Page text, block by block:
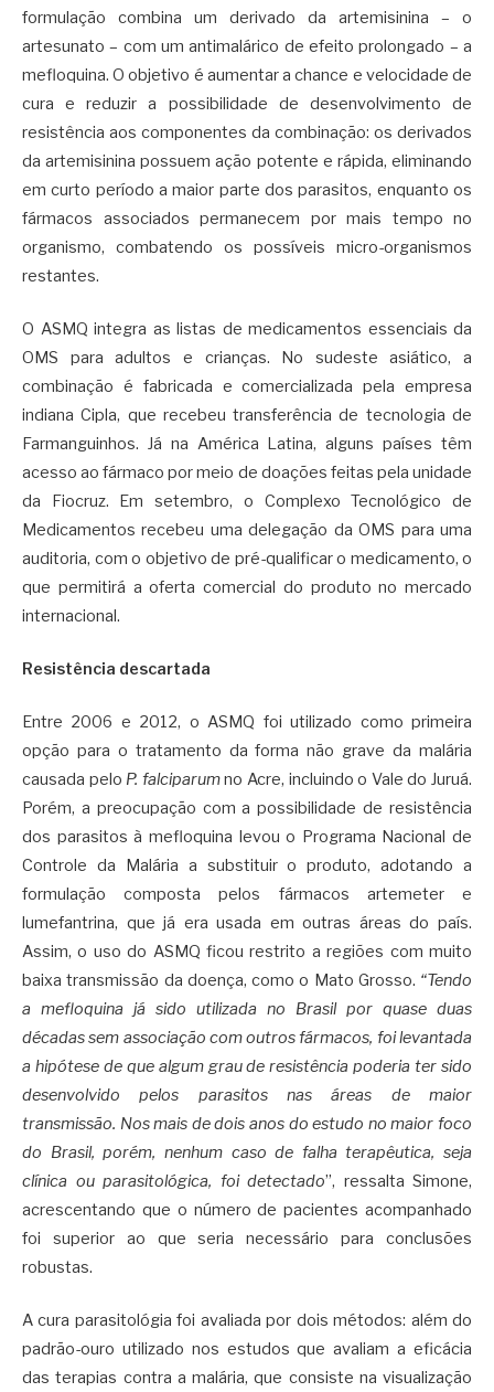
formulação combina um derivado da artemisinina – o
artesunato – com um antimalárico de efeito prolongado – a
mefloquina. O objetivo é aumentar a chance e velocidade de
cura e reduzir a possibilidade de desenvolvimento de
resistência aos componentes da combinação: os derivados
da artemisinina possuem ação potente e rápida, eliminando
em curto período a maior parte dos parasitos, enquanto os
fármacos associados permanecem por mais tempo no
organismo, combatendo os possíveis micro-organismos
restantes.
O ASMQ integra as listas de medicamentos essenciais da
OMS para adultos e crianças. No sudeste asiático, a
combinação é fabricada e comercializada pela empresa
indiana Cipla, que recebeu transferência de tecnologia de
Farmanguinhos. Já na América Latina, alguns países têm
acesso ao fármaco por meio de doações feitas pela unidade
da Fiocruz. Em setembro, o Complexo Tecnológico de
Medicamentos recebeu uma delegação da OMS para uma
auditoria, com o objetivo de pré-qualificar o medicamento, o
que permitirá a oferta comercial do produto no mercado
internacional.
Resistência descartada
Entre 2006 e 2012, o ASMQ foi utilizado como primeira
opção para o tratamento da forma não grave da malária
causada pelo P. falciparumno Acre, incluindo o Vale do Juruá.
Porém, a preocupação com a possibilidade de resistência
dos parasitos à mefloquina levou o Programa Nacional de
Controle da Malária a substituir o produto, adotando a
formulação composta pelos fármacos artemeter e
lumefantrina, que já era usada em outras áreas do país.
Assim, o uso do ASMQ ficou restrito a regiões com muito
baixa transmissão da doença, como o Mato Grosso. “Tendo
a mefloquina já sido utilizada no Brasil por quase duas
décadas sem associação com outros fármacos, foi levantada
a hipótese de que algum grau de resistência poderia ter sido
desenvolvido pelos parasitos nas áreas de maior
transmissão. Nos mais de dois anos do estudo no maior foco
do Brasil, porém, nenhum caso de falha terapêutica, seja
clínica ou parasitológica, foi detectado”, ressalta Simone,
acrescentando que o número de pacientes acompanhado
foi superior ao que seria necessário para conclusões
robustas.
A cura parasitológia foi avaliada por dois métodos: além do
padrão-ouro utilizado nos estudos que avaliam a eficácia
das terapias contra a malária, que consiste na visualização